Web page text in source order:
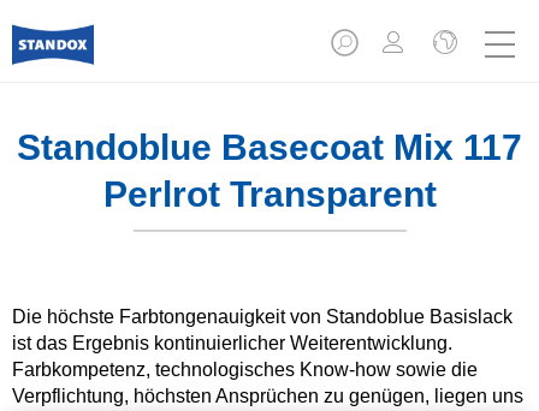
Standoblue Basecoat Mix 117
Perlrot Transparent
Die höchste Farbtongenauigkeit von Standoblue Basislack
ist das Ergebnis kontinuierlicher Weiterentwicklung.
Farbkompetenz, technologisches Know-how sowie die
Verpflichtung, höchsten Ansprüchen zu genügen, liegen uns